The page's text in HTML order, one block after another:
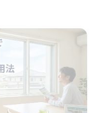
省エネ窓の選び方
エネ改修術
る補助金の最新情
たい補助金の活用